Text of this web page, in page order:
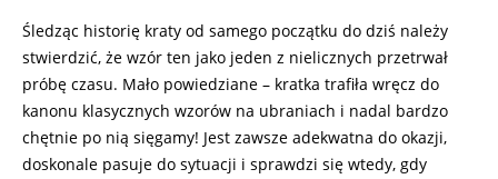
Śledząc historię kraty od samego początku do dziś należy
stwierdzić, że wzór ten jako jeden z nielicznych przetrwał
próbę czasu. Mało powiedziane – kratka trafiła wręcz do
kanonu klasycznych wzorów na ubraniach i nadal bardzo
chętnie po nią sięgamy! Jest zawsze adekwatna do okazji,
doskonale pasuje do sytuacji i sprawdzi się wtedy, gdy